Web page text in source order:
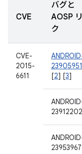
CVE
バグと
AOSP
ク
CVE-
2015-
6611
23905951
[2] [3]